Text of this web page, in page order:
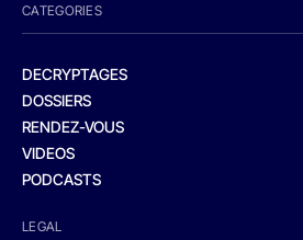
CATEGORIES
DECRYPTAGES
DOSSIERS
RENDEZ-VOUS
VIDEOS
PODCASTS
LEGAL